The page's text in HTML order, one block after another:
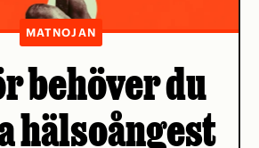
MATNOJAN
behöver du
hälsoångest